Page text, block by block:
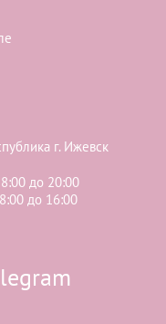
г. Ижевск
до 20:00
до 16:00